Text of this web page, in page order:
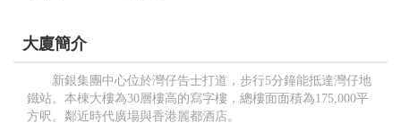
大廈簡介
新銀集團中心位於灣仔告士打道，步行5分鐘能抵達灣仔地
鐵站。本棟大樓為30層樓高的寫字樓，總樓面面積為175,000平
方呎。鄰近時代廣場與香港麗都酒店。